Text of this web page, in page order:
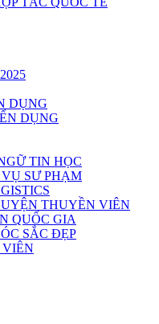
DỤNG
DỤNG
TIN HỌC
SƯ PHẠM
THUYỀN VIÊN
QUỐC GIA
SẮC ĐẸP